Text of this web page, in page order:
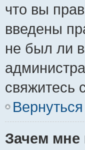
что вы
введены
не был ли
свяжитесь
Зачем мне